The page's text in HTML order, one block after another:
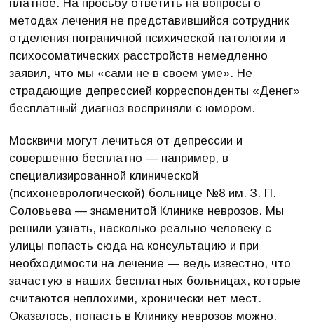
платное. На просьбу ответить на вопросы о
методах лечения не представившийся сотрудник
отделения пограничной психической патологии и
психосоматических расстройств немедленно
заявил, что мы «сами не в своем уме». Не
страдающие депрессией корреспонденты «Денег»
бесплатный диагноз восприняли с юмором.
Москвичи могут лечиться от депрессии и
совершенно бесплатно — например, в
специализированной клинической
(психоневрологической) больнице №8 им. З. П.
Соловьева — знаменитой Клинике неврозов. Мы
решили узнать, насколько реально человеку с
улицы попасть сюда на консультацию и при
необходимости на лечение — ведь известно, что
зачастую в наших бесплатных больницах, которые
считаются неплохими, хронически нет мест.
Оказалось, попасть в Клинику неврозов можно.